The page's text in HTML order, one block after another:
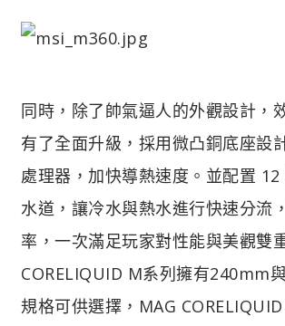
同時，除了帥氣逼人的外觀設計，
有了全面升級，採用微凸銅底座設
處理器，加快導熱速度。並配置
水道，讓冷水與熱水進行快速分流
率，一次滿足玩家對性能與美觀雙
CORELIQUID M系列擁有240mm
規格可供選擇，MAG